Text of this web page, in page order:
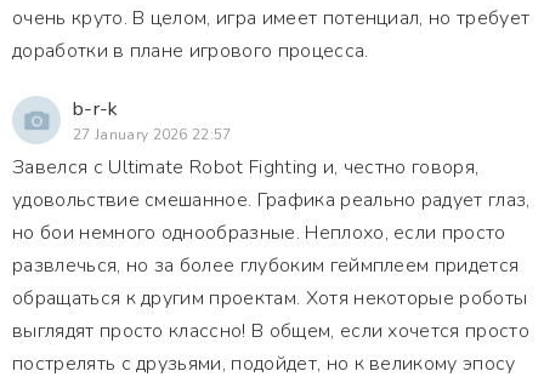
очень круто. В целом, игра имеет потенциал, но требует
доработки в плане игрового процесса.
b-r-k
27 January 2026 22:57
Завелся с Ultimate Robot Fighting и, честно говоря,
удовольствие смешанное. Графика реально радует глаз,
но бои немного однообразные. Неплохо, если просто
развлечься, но за более глубоким геймплеем придется
обращаться к другим проектам. Хотя некоторые роботы
выглядят просто классно! В общем, если хочется просто
пострелять с друзьями, подойдет, но к великому эпосу